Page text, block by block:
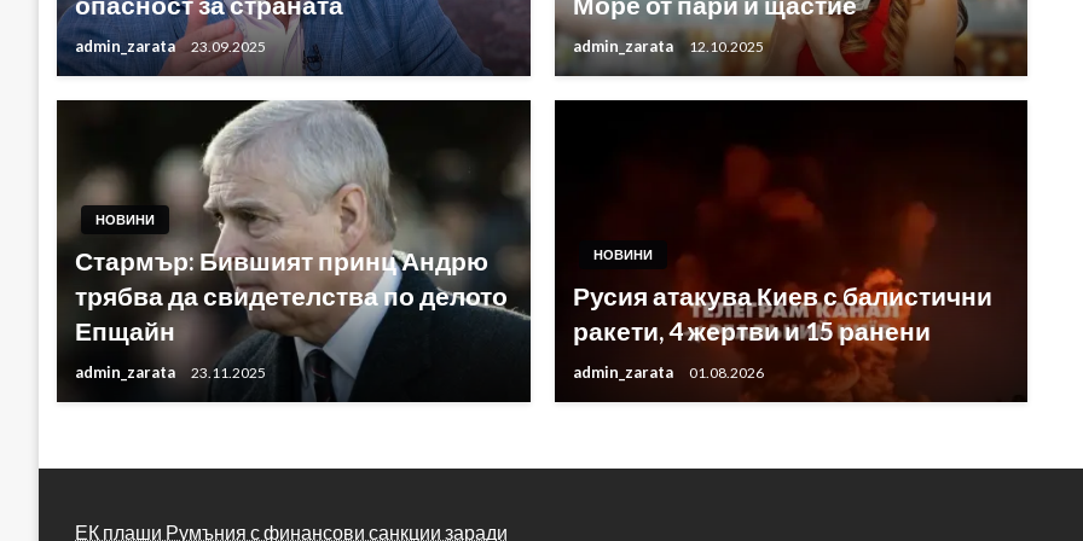
admin_zarata 23.09.2025 admin_zarata 12.10.2025
НОВИНИ
Стармър: Бившият принц Андрю
трябва да свидетелства по делото
Епщайн
admin_zarata 23.11.2025
НОВИНИ
Русия атакува Киев с балистични
ракети, 4 жертви и 15 ранени
admin_zarata 01.08.2026
ЕК плаши Румъния с финансови санкции заради